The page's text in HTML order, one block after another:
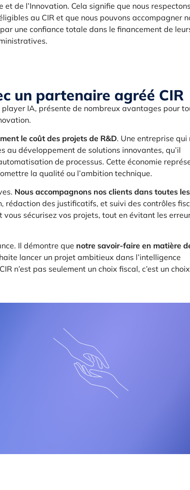
de l’Innovation. Cela signifie que nous respectons
au CIR et que nous pouvons accompagner
une confiance totale dans le financement de
un partenaire agréé CIR
IA, présente de nombreux avantages pour
le coût des projets de R&D. Une entreprise qui
au développement de solutions innovantes, qu’il
de processus. Cette économie
la qualité ou l’ambition technique.
Nous accompagnons nos clients dans toutes les
des justificatifs, et suivi des contrôles
sécurisez vos projets, tout en évitant les
Il démontre que notre savoir-faire en matière
lancer un projet ambitieux dans l’intelligence
n’est pas seulement un choix fiscal, c’est un choix